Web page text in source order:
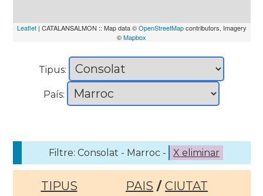
Leaflet| CATALANSALMON :: Map data ©OpenStreetMapcontributors, Imagery
©Mapbox
Tipus:
País:
Filtre: Consolat - Marroc - X eliminar
TIPUS PAIS / CIUTAT